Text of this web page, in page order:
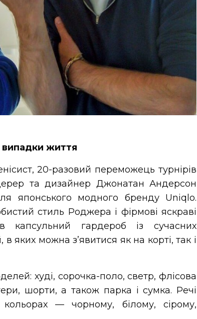
випадки життя
20-разовий переможець турнірів
та дизайнер Джонатан Андерсон
японського модного бренду Uniqlo.
стиль Роджера і фірмові яскраві
капсульний гардероб із сучасних
яких можна з’явитися як на корті, так і
худі, сорочка-поло, светр, флісова
шорти, а також парка і сумка. Речі
— чорному, білому, сірому,